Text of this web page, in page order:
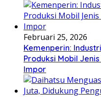
Februari 25, 2026
Kemenperin:
Produksi Mobil
Impor